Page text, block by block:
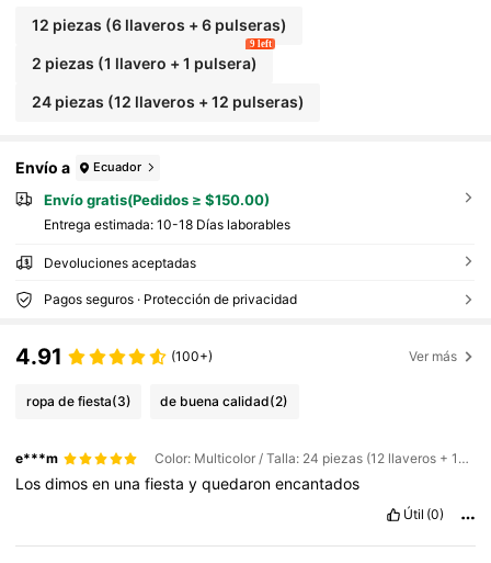
e puede usar como regalos de cumpleaños o c
omo relleno de bolsas de recuerdos de fiesta.
12 piezas (6 llaveros + 6 pulseras)
2 piezas (1 llavero + 1 pulsera)
9 left
24 piezas (12 llaveros + 12 pulseras)
Envío a Ecuador
Envío gratis(Pedidos ≥ $150.00)
Entrega estimada: 10-18 Días laborables
Devoluciones aceptadas
Pagos seguros · Protección de privacidad
4.91 (100+) Ver más
ropa de fiesta(3) de buena calidad(2)
e***m Color: Multicolor / Talla: 24 piezas (12 llaveros + 12 pulseras)
Losdimosen unafiestayquedaronencantados
Útil (0)